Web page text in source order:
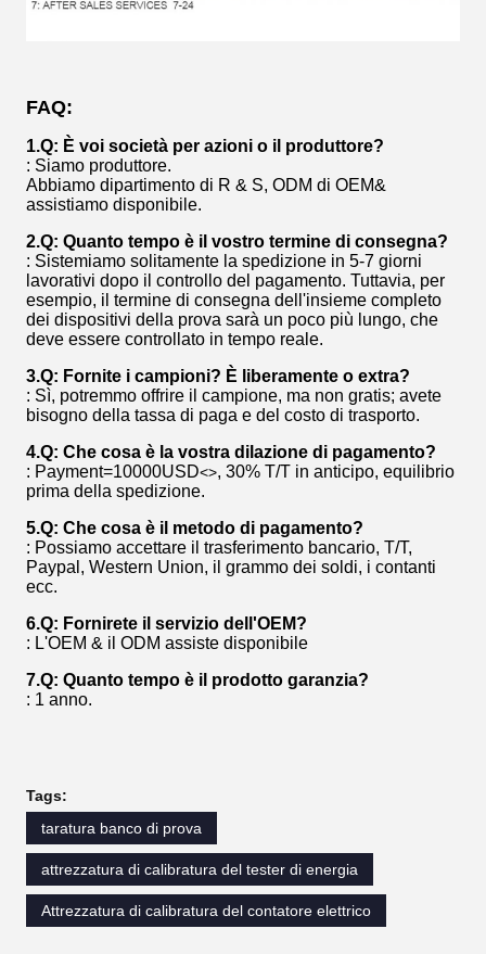
FAQ:
1.Q: È voi società per azioni o il produttore?
: Siamo produttore.
Abbiamo dipartimento di R & S, ODM di OEM&
assistiamo disponibile.
2.Q: Quanto tempo è il vostro termine di consegna?
: Sistemiamo solitamente la spedizione in 5-7 giorni
lavorativi dopo il controllo del pagamento. Tuttavia, per
esempio, il termine di consegna dell'insieme completo
dei dispositivi della prova sarà un poco più lungo, che
deve essere controllato in tempo reale.
3.Q: Fornite i campioni? È liberamente o extra?
: Sì, potremmo offrire il campione, ma non gratis; avete
bisogno della tassa di paga e del costo di trasporto.
4.Q: Che cosa è la vostra dilazione di pagamento?
: Payment=10000USD<>, 30% T/T in anticipo, equilibrio
prima della spedizione.
5.Q: Che cosa è il metodo di pagamento?
: Possiamo accettare il trasferimento bancario, T/T,
Paypal, Western Union, il grammo dei soldi, i contanti
ecc.
6.Q: Fornirete il servizio dell'OEM?
: L'OEM & il ODM assiste disponibile
7.Q: Quanto tempo è il prodotto garanzia?
: 1 anno.
Tags:
taratura banco di prova
attrezzatura di calibratura del tester di energia
Attrezzatura di calibratura del contatore elettrico